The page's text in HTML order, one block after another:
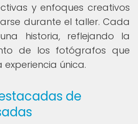
y enfoques creativos
durante el taller. Cada
historia, reflejando la
de los fotógrafos que
única.
de